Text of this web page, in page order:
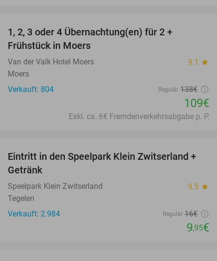
1, 2, 3 oder 4 Übernachtung(en) für 2 +
Frühstück in Moers
Van der Valk Hotel Moers 9.1 star
Moers
Verkauft: 804
Regulär 138€
109€
Exkl. ca. 6€ Fremdenverkehrsabgabe p. P.
38%
Eintritt in den Speelpark Klein Zwitserland +
Getränk
Speelpark Klein Zwitserland 9.5 star
Tegelen
Verkauft: 2.984
Regulär 16€
9,95€